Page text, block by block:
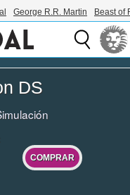
George R.R. Martin Beast of
DS
COMPRAR